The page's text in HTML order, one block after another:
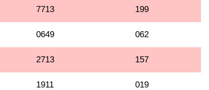
7713 199
0649 062
2713 157
1911 019